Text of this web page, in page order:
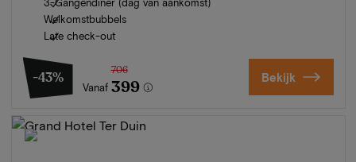
Welkomstbubbels
Late check-out
-43%
Vanaf
706
399 Bekijk